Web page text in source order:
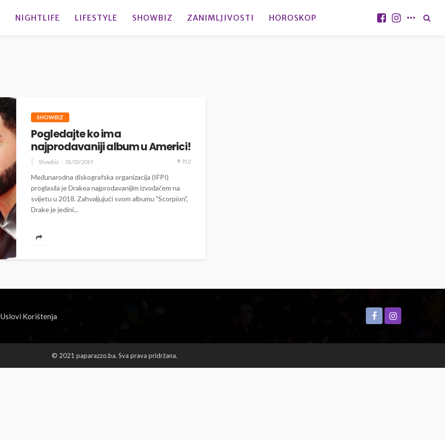
NIGHTLIFE LIFESTYLE SHOWBIZ ZANIMLJIVOSTI HOROSKOP
SHOWBIZ
Pogledajte ko ima
najprodavaniji album u Americi!
Showbiz 01/03/2019 912
Međunarodna diskografska organizacija (IFPI)
proglasila je Drakea najprodavanijim izvođačem na
svijetu u 2018. Zahvaljujući svom albumu "Scorpion",
Drake je jedini...
Uslovi Korištenja
© 2021 paparazzo.ba. Sva prava pridržana.